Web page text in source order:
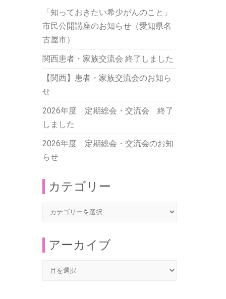
「知っておきたい希少がんのこと」
市民公開講座のお知らせ（愛知県名
古屋市）
関西患者・家族交流会 終了しました
【関西】患者・家族交流会のお知ら
せ
2026年度 定期総会・交流会 終了
しました
2026年度 定期総会・交流会のお知
らせ
カテゴリー
ゴ
アーカイブ